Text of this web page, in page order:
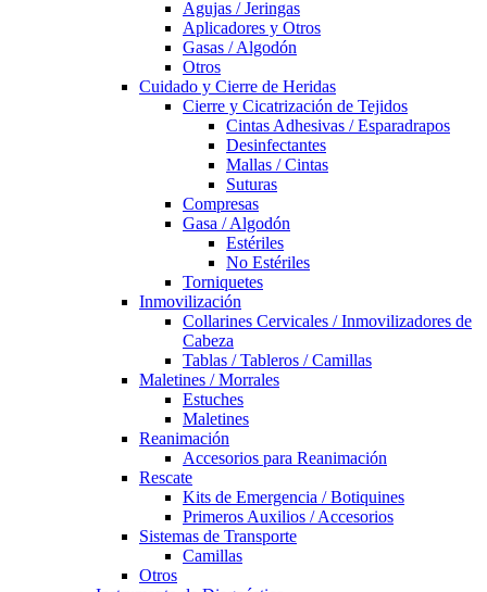
Agujas / Jeringas
Aplicadores y Otros
Gasas / Algodón
Otros
Cuidado y Cierre de Heridas
Cierre y Cicatrización de Tejidos
Cintas Adhesivas / Esparadrapos
Desinfectantes
Mallas / Cintas
Suturas
Compresas
Gasa / Algodón
Estériles
No Estériles
Torniquetes
Inmovilización
Collarines Cervicales / Inmovilizadores de
Cabeza
Tablas / Tableros / Camillas
Maletines / Morrales
Estuches
Maletines
Reanimación
Accesorios para Reanimación
Rescate
Kits de Emergencia / Botiquines
Primeros Auxilios / Accesorios
Sistemas de Transporte
Camillas
Otros